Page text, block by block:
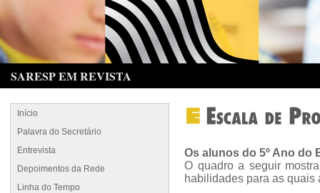
SARESP EM REVISTA
Início
Palavra do Secretário
Entrevista
Depoimentos da Rede
Linha do Tempo
Os alunos do 5º Ano do
O quadro a seguir
habilidades para as